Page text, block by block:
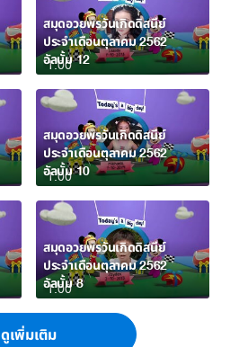
1:00
สมุดอวยพรวันเกิดดิสนีย์
ประจำเดือนตุลาคม 2562
อัลบั้ม 12
1:00
สมุดอวยพรวันเกิดดิสนีย์
ประจำเดือนตุลาคม 2562
อัลบั้ม 10
1:00
สมุดอวยพรวันเกิดดิสนีย์
ประจำเดือนตุลาคม 2562
อัลบั้ม 8
ดูเพิ่มเติม